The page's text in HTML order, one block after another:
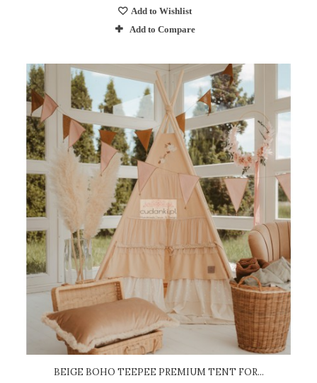
Add to Wishlist
Add to Compare
BEIGE BOHO TEEPEE PREMIUM TENT FOR...